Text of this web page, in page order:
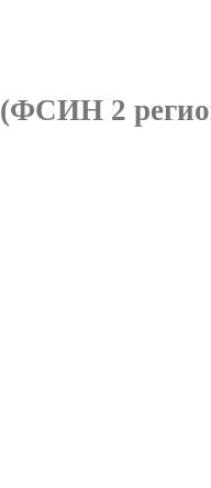
(ФСИН 2